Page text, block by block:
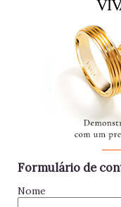
raramente
foque no seu trabalho.
Formulário de
Nome